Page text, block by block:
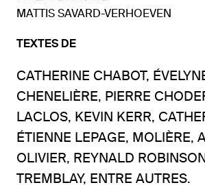
MATTIS SAVARD-VERHOEVEN
TEXTES DE
CATHERINE CHABOT,
CHENELIÈRE, PIERRE
LACLOS, KEVIN KERR,
ÉTIENNE LEPAGE, MOLIÈRE,
OLIVIER, REYNALD
TREMBLAY, ENTRE AUTRES.